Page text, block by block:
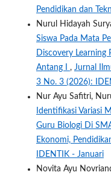
Pendidikan dan
Nurul Hidayah
Siswa Pada Mata
Discovery Learning
Antang I , Jurnal
3 No. 3 (2026):
Nur Ayu Safitri,
Identifikasi Variasi
Guru Biologi Di
Ekonomi,
IDENTIK - Januari
Novita Ayu